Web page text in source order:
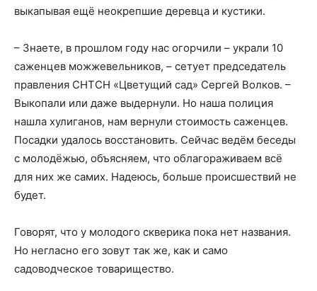
выкапывая ещё неокрепшие деревца и кустики.
– Знаете, в прошлом году нас огорчили – украли 10
саженцев можжевельников, – сетует председатель
правления СНТСН «Цветущий сад» Сергей Волков. –
Выкопали или даже выдернули. Но наша полиция
нашла хулиганов, нам вернули стоимость саженцев.
Посадки удалось восстановить. Сейчас ведём беседы
с молодёжью, объясняем, что облагораживаем всё
для них же самих. Надеюсь, больше происшествий не
будет.
Говорят, что у молодого скверика пока нет названия.
Но негласно его зовут так же, как и само
садоводческое товарищество.